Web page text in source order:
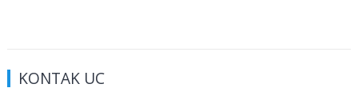
KONTAK UC